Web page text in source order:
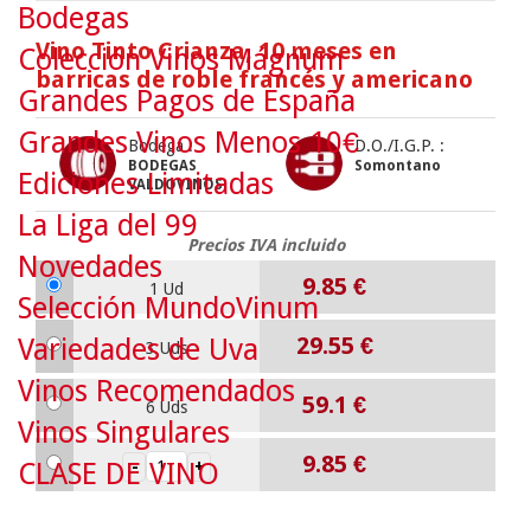
Vino Tinto Crianza, 10 meses en
barricas de roble francés y americano
Bodega :
BODEGAS
VALDOVINOS
D.O./I.G.P. :
Somontano
Precios IVA incluido
1 Ud 9.85 €
3 Uds 29.55 €
6 Uds 59.1 €
9.85 €
Bodegas
Colección Vinos Mágnum
Grandes Pagos de España
Grandes Vinos Menos 10€
Ediciones Limitadas
La Liga del 99
Novedades
Selección MundoVinum
Variedades de Uva
Vinos Recomendados
Vinos Singulares
CLASE DE VINO